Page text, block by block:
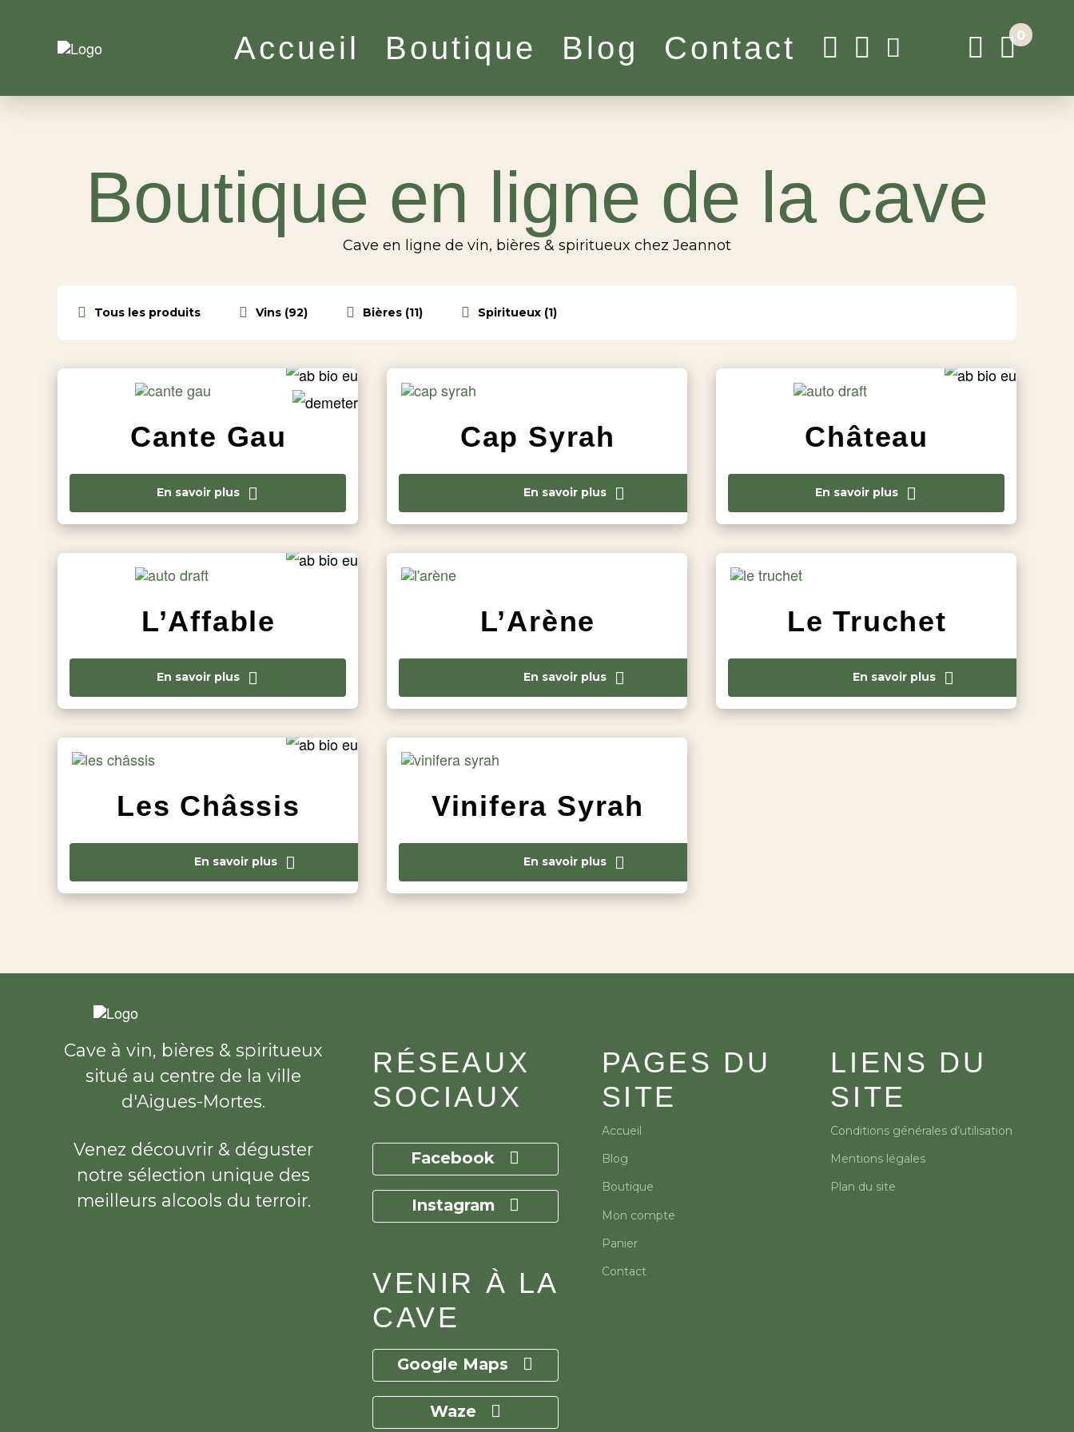
Accueil Boutique Blog Contact 0
Boutique en ligne de la cave
Cave en ligne de vin, bières & spiritueux chez Jeannot
Tous les produits Vins (92) Bières (11) Spiritueux (1)
Cante Gau
En savoir plus
Cap Syrah
En savoir plus
Château
En savoir plus
L’Affable
En savoir plus
L’Arène
En savoir plus
Le Truchet
En savoir plus
Les Châssis
En savoir plus
Vinifera Syrah
En savoir plus
Cave à vin, bières & spiritueux
situé au centre de la ville
d'Aigues-Mortes.
Venez découvrir & déguster
notre sélection unique des
meilleurs alcools du terroir.
RÉSEAUX
SOCIAUX
Facebook
Instagram
VENIR À LA
CAVE
Google Maps
Waze
PAGES DU
SITE
Accueil
Blog
Boutique
Mon compte
Panier
Contact
LIENS DU
SITE
Conditions générales d’utilisation
Mentions légales
Plan du site